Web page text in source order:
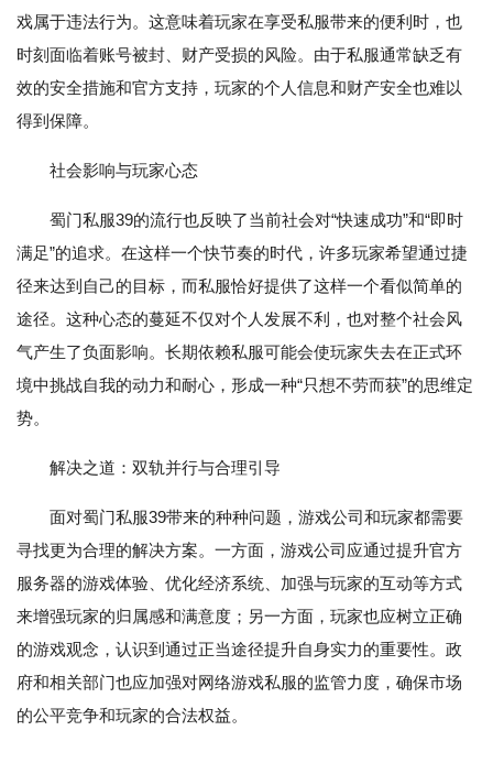
戏属于违法行为。这意味着玩家在享受私服带来的便利时，也
时刻面临着账号被封、财产受损的风险。由于私服通常缺乏有
效的安全措施和官方支持，玩家的个人信息和财产安全也难以
得到保障。
社会影响与玩家心态
蜀门私服39的流行也反映了当前社会对“快速成功”和“即时
满足”的追求。在这样一个快节奏的时代，许多玩家希望通过捷
径来达到自己的目标，而私服恰好提供了这样一个看似简单的
途径。这种心态的蔓延不仅对个人发展不利，也对整个社会风
气产生了负面影响。长期依赖私服可能会使玩家失去在正式环
境中挑战自我的动力和耐心，形成一种“只想不劳而获”的思维定
势。
解决之道：双轨并行与合理引导
面对蜀门私服39带来的种种问题，游戏公司和玩家都需要
寻找更为合理的解决方案。一方面，游戏公司应通过提升官方
服务器的游戏体验、优化经济系统、加强与玩家的互动等方式
来增强玩家的归属感和满意度；另一方面，玩家也应树立正确
的游戏观念，认识到通过正当途径提升自身实力的重要性。政
府和相关部门也应加强对网络游戏私服的监管力度，确保市场
的公平竞争和玩家的合法权益。